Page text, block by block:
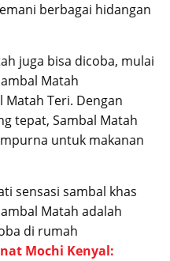
berbagai hidangan
juga bisa dicoba, mulai
Matah
Matah Teri. Dengan
tepat, Sambal Matah
untuk makanan
sensasi sambal khas
Matah adalah
di rumah
Mochi Kenyal: